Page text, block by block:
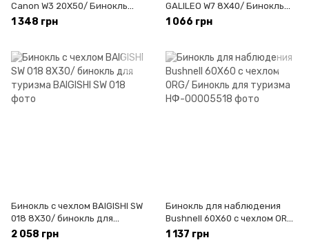
Canon W3 20X50/ Бинокль
для туризма
1 348 грн
GALILEO W7 8X40/ Бинокль
для туризма
1 066 грн
Бинокль с чехлом BAIGISHI SW
018 8X30/ бинокль для
туризма
2 058 грн
Бинокль для наблюдения
Bushnell 60X60 с чехлом ORG/
Бинокль для туризма
1 137 грн